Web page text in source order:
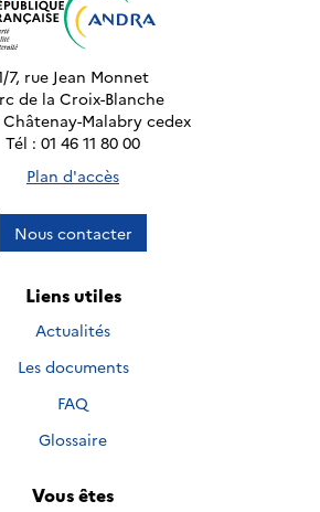
7, rue Jean Monnet
de la Croix-Blanche
Châtenay-Malabry cedex
Tél : 01 46 11 80 00
Plan d'accès
Nous contacter
Liens utiles
Actualités
Les documents
FAQ
Glossaire
Vous êtes